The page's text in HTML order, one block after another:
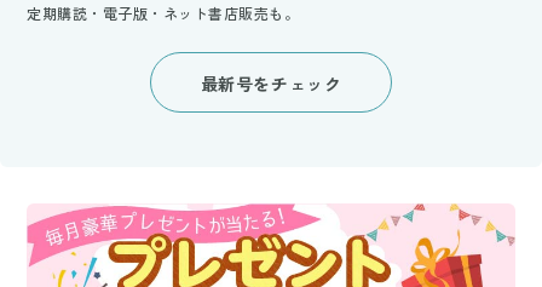
定期購読・電子版・ネット書店販売も。
最新号をチェック